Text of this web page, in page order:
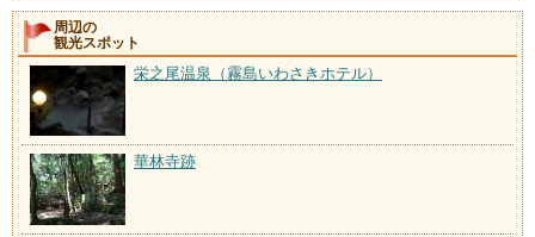
周辺の
観光スポット
栄之尾温泉（霧島いわさきホテル）
華林寺跡